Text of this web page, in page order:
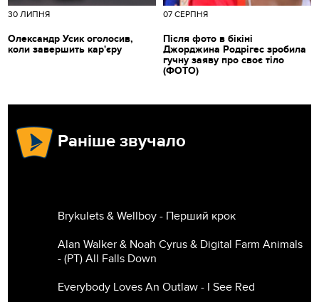
30 ЛИПНЯ
Олександр Усик оголосив,
коли завершить кар'єру
07 СЕРПНЯ
Після фото в бікіні
Джорджина Родрігес зробила
гучну заяву про своє тіло
(ФОТО)
Раніше звучало
Brykulets & Wellboy - Перший крок
Alan Walker & Noah Cyrus & Digital Farm Animals
- (РТ) All Falls Down
Everybody Loves An Outlaw - I See Red